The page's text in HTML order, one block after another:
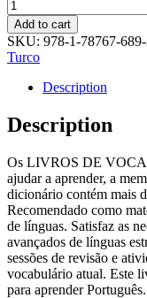
Add to cart
SKU: 978-1-78767-
Turco
Description
Description
Os LIVROS DE
ajudar a aprender, a
dicionário contém mais
Recomendado como
de línguas. Satisfaz as
avançados de línguas
sessões de revisão e
vocabulário atual. Este
para aprender Português.